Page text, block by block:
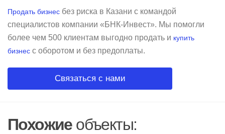
Продать бизнес без риска в Казани с командой
специалистов компании «БНК-Инвест». Мы помогли
более чем 500 клиентам выгодно продать и купить
бизнес с оборотом и без предоплаты.
Связаться с нами
Похожиеобъекты: